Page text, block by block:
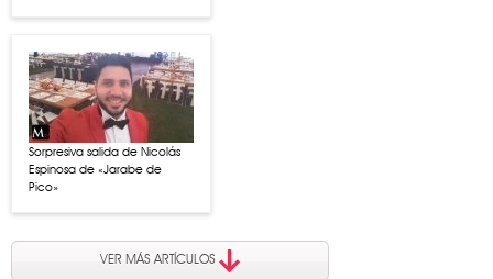
Sorpresiva salida de Nicolás
Espinosa de «Jarabe de
Pico»
VER MÁS ARTÍCULOS